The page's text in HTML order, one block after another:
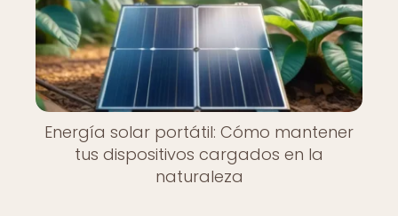
Energía solar portátil: Cómo mantener
tus dispositivos cargados en la
naturaleza